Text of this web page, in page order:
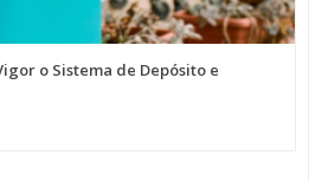
o Sistema de Depósito e